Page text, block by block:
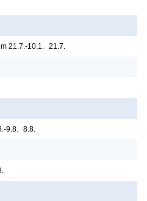
21.7.-10.1. 21.7.
9.8. 8.8.